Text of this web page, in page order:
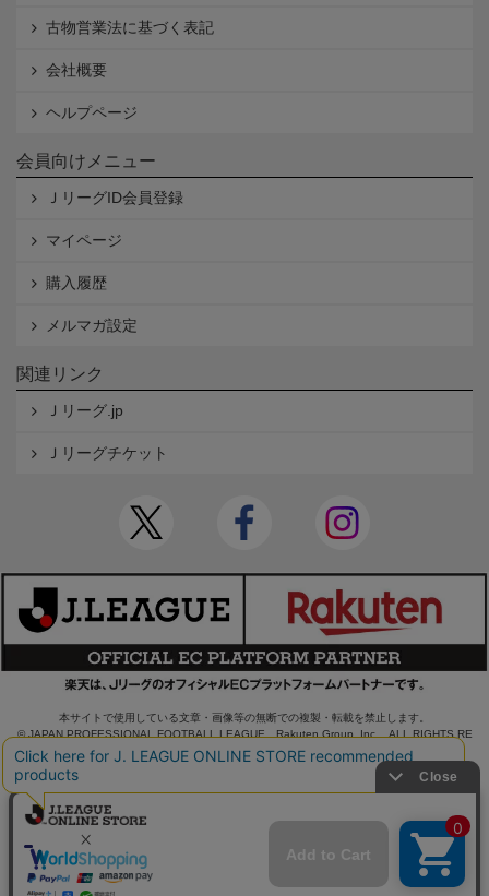
古物営業法に基づく表記
会社概要
ヘルプページ
会員向けメニュー
ＪリーグID会員登録
マイページ
購入履歴
メルマガ設定
関連リンク
Ｊリーグ.jp
Ｊリーグチケット
本サイトで使用している文章・画像等の無断での複製・転載を禁止します。
© JAPAN PROFESSIONAL FOOTBALL LEAGUE Rakuten Group, Inc. ALL RIGHTS RE
SERVED.